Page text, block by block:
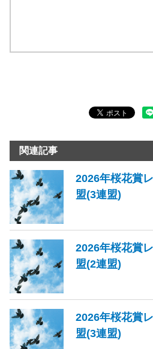
関連記事
2026年桜花賞
盟(3連盟)
2026年桜花賞
盟(2連盟)
2026年桜花賞
盟(3連盟)